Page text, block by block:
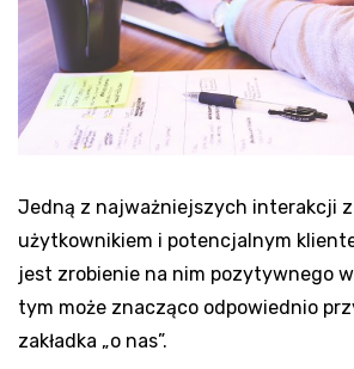
Jedną z najważniejszych interakcji
użytkownikiem i potencjalnym
jest zrobienie na nim pozytywnego
tym może znacząco odpowiednio
zakładka „o nas”.